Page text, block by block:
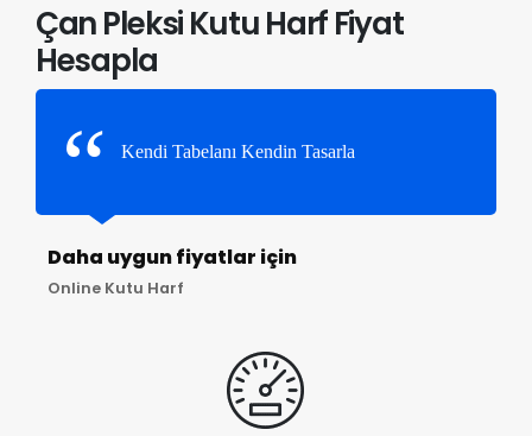
Çan Pleksi Kutu Harf Fiyat
Hesapla
Kendi Tabelanı Kendin Tasarla
Daha uygun fiyatlar için
Online Kutu Harf